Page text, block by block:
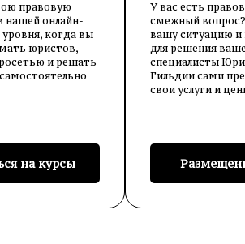
правовую
нашей онлайн-
когда вы
юристов,
и решать
на курсы
У вас есть
смежный
вашу ситуацию
для решения
специалисты
Гильдии сами
свои услуги и